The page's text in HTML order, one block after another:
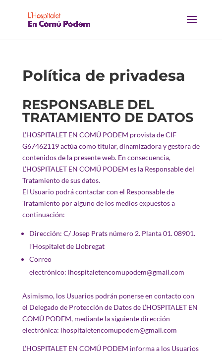
Política de privadesa
RESPONSABLE DEL
TRATAMIENTO DE DATOS
L’HOSPITALET EN COMÚ PODEM provista de CIF
G67462119 actúa como titular, dinamizadora y gestora de
contenidos de la presente web. En consecuencia,
L’HOSPITALET EN COMÚ PODEM es la Responsable del
Tratamiento de sus datos.
El Usuario podrá contactar con el Responsable de
Tratamiento por alguno de los medios expuestos a
continuación:
Dirección: C/ Josep Prats número 2. Planta 01. 08901.
l’Hospitalet de Llobregat
Correo
electrónico: lhospitaletencomupodem@gmail.com
Asimismo, los Usuarios podrán ponerse en contacto con
el Delegado de Protección de Datos de L’HOSPITALET EN
COMÚ PODEM, mediante la siguiente dirección
electrónica: lhospitaletencomupodem@gmail.com
L’HOSPITALET EN COMÚ PODEM informa a los Usuarios